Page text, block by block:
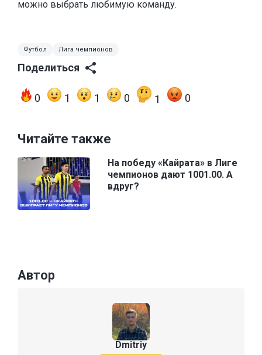
можно выбрать любимую команду.
Футбол Лига чемпионов
Поделиться
0 1 1 0 1 0
Читайте также
На победу «Кайрата» в Лиге
чемпионов дают 1001.00. А
вдруг?
Автор
Dmitriy